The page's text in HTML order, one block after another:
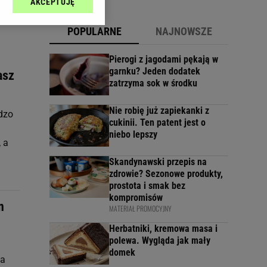
a
POPULARNE NAJNOWSZE
Pierogi z jagodami pękają w
garnku? Jeden dodatek
zatrzyma sok w środku
Nie robię już zapiekanki z
cukinii. Ten patent jest o
niebo lepszy
Skandynawski przepis na
zdrowie? Sezonowe produkty,
prostota i smak bez
kompromisów
MATERIAŁ PROMOCYJNY
Herbatniki, kremowa masa i
polewa. Wygląda jak mały
domek
sp. z o.o., jej
danych poprzez
Zmiana ustawień
celów identyfikacji.
reklam i treści,